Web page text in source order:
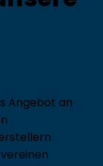
Angebot an